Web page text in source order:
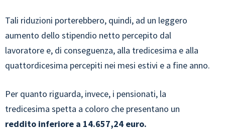
Tali riduzioni porterebbero, quindi, ad un leggero
aumento dello stipendio netto percepito dal
lavoratore e, di conseguenza, alla tredicesima e alla
quattordicesima percepiti nei mesi estivi e a fine anno.
Per quanto riguarda, invece, i pensionati, la
tredicesima spetta a coloro che presentano un
reddito inferiore a 14.657,24 euro.